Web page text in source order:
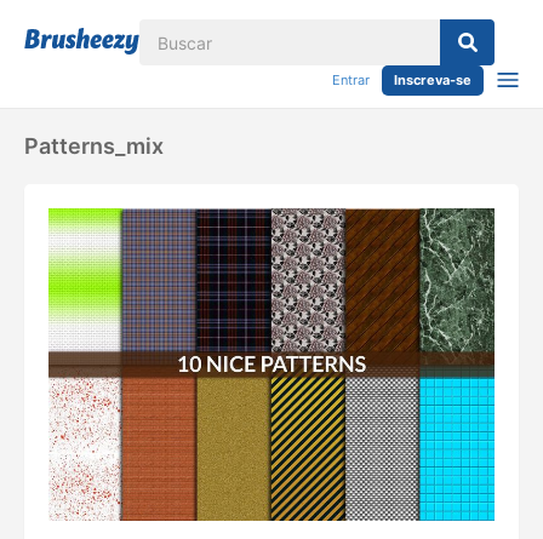
Entrar Inscreva-se
Patterns_mix